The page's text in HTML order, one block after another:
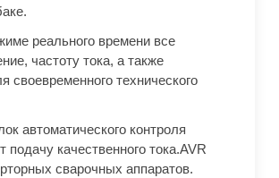
реального времени все
частоту тока, а также
своевременного технического
автоматического контроля
качественного тока.AVR
сварочных аппаратов.